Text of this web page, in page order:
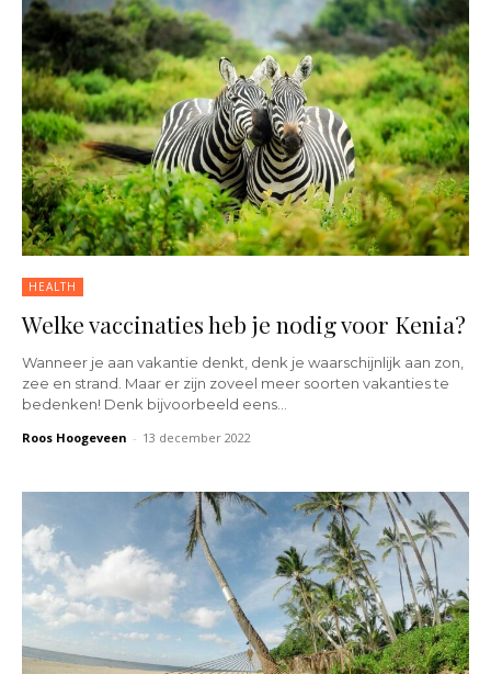
HEALTH
Welke vaccinaties heb je nodig voor Kenia?
Wanneer je aan vakantie denkt, denk je waarschijnlijk aan zon,
zee en strand. Maar er zijn zoveel meer soorten vakanties te
bedenken! Denk bijvoorbeeld eens...
Roos Hoogeveen - 13 december 2022